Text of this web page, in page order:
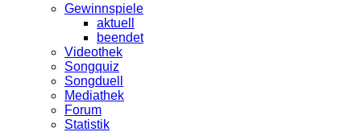
Gewinnspiele
aktuell
beendet
Videothek
Songquiz
Songduell
Mediathek
Forum
Statistik